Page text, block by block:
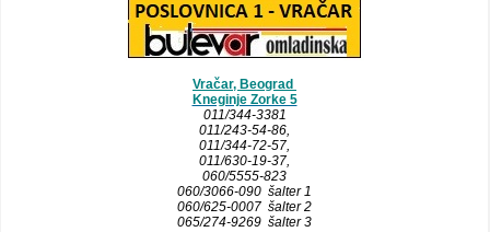
Vračar, Beograd
Kneginje Zorke 5
011/344-3381
011/243-54-86,
011/344-72-57,
011/630-19-37,
060/5555-823
060/3066-090 šalter 1
060/625-0007 šalter 2
065/274-9269 šalter 3